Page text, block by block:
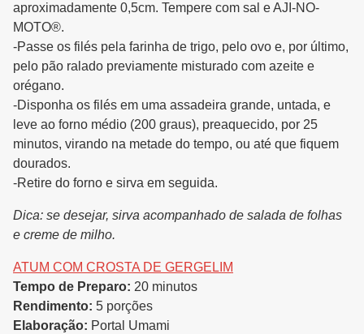
aproximadamente 0,5cm. Tempere com sal e AJI-NO-
MOTO®.
-Passe os filés pela farinha de trigo, pelo ovo e, por último,
pelo pão ralado previamente misturado com azeite e
orégano.
-Disponha os filés em uma assadeira grande, untada, e
leve ao forno médio (200 graus), preaquecido, por 25
minutos, virando na metade do tempo, ou até que fiquem
dourados.
-Retire do forno e sirva em seguida.
Dica: se desejar, sirva acompanhado de salada de folhas
e creme de milho.
ATUM COM CROSTA DE GERGELIM
Tempo de Preparo: 20 minutos
Rendimento: 5 porções
Elaboração: Portal Umami